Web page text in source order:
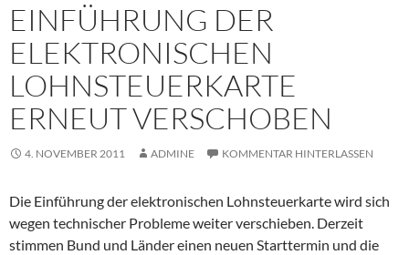
EINFÜHRUNG DER
ELEKTRONISCHEN
LOHNSTEUERKARTE
ERNEUT VERSCHOBEN
4. NOVEMBER 2011 ADMINE KOMMENTAR HINTERLASSEN
Die Einführung der elektronischen Lohnsteuerkarte wird sich
wegen technischer Probleme weiter verschieben. Derzeit
stimmen Bund und Länder einen neuen Starttermin und die